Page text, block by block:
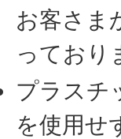
お客さま
っており
プラスチ
を使用せ